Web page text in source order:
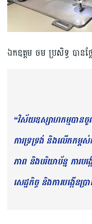
ឯកឧត្តម ចម ប្រសិទ្ធ បាន​ថ្ល
“វិស័យ​ឧស្សាហកម្ម​បាន​
ការទ្រទ្រង់ និង​លើកកម្ព
ភាព និង​បរិយាប័ន្ន ការបង្ក
សេដ្ឋកិច្ច និង​ការបង្កើ